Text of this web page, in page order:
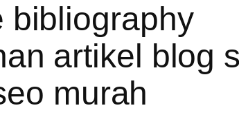
bibliography
artikel blog
murah